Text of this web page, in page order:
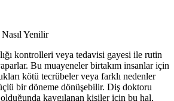
kontrolleri veya tedavisi gayesi ile rutin
Bu muayeneler birtakım insanlar için
kötü tecrübeler veya farklı nedenler
bir döneme dönüşebilir. Diş doktoru
kaygılanan kişiler için bu hal,